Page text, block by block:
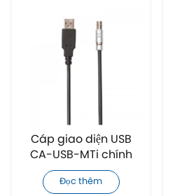
Cáp giao diện USB
CA-USB-MTi chính
hãng dành cho các
mô-đun quán tính
Đọc thêm